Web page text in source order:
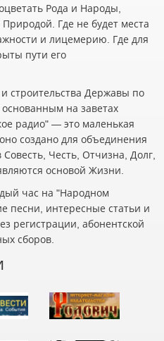
Рода и Народы,
Где не будет места
и лицемерию. Где для
пути его
строительства Державы по
на заветах
радио" — это маленькая
создано для объединения
Совесть, Честь, Отчизна, Долг,
основой Жизни.
час на "Народном
песни, интересные статьи и
регистрации, абонентской
сборов.